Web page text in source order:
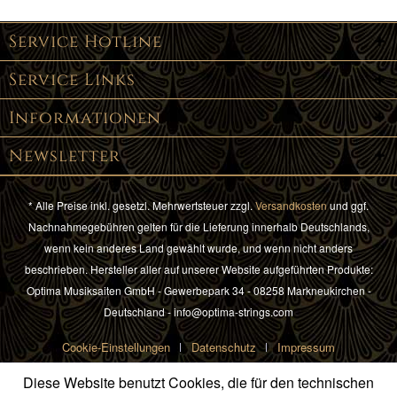
Service Hotline
Service Links
Informationen
Newsletter
* Alle Preise inkl. gesetzl. Mehrwertsteuer zzgl.Versandkostenund ggf.
Nachnahmegebühren gelten für die Lieferung innerhalb Deutschlands,
wenn kein anderes Land gewählt wurde, und wenn nicht anders
beschrieben. Hersteller aller auf unserer Website aufgeführten Produkte:
Optima Musiksaiten GmbH - Gewerbepark 34 - 08258 Markneukirchen -
Deutschland - info@optima-strings.com
Cookie-Einstellungen Datenschutz Impressum
Diese Website benutzt Cookies, die für den technischen